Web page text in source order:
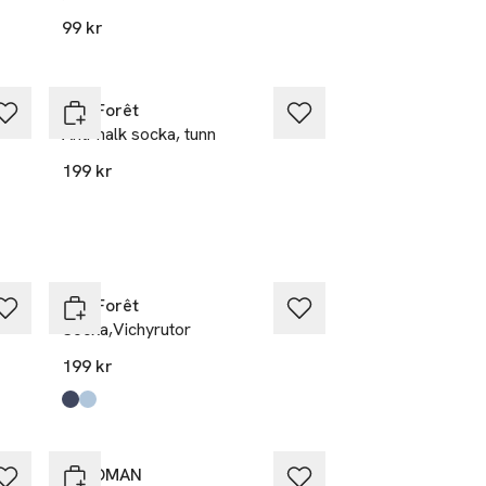
99 kr
BleuForêt
Anti-halk socka, tunn
199 kr
BleuForêt
Socka,Vichyrutor
199 kr
Produkten finns i färgerna:
Amiral
Quartz
Å WOMAN